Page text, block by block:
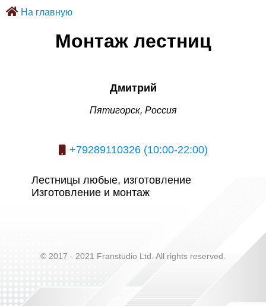
На главную
Монтаж лестниц
Дмитрий
Пятигорск, Россия
+79289110326 (10:00-22:00)
Лестницы любые, изготовление
Изготовление и монтаж
© 2017 - 2021 Franstudio Ltd. All rights reserved.